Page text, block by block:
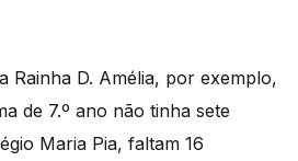
Rainha D. Amélia, por exemplo,
de 7.º ano não tinha sete
Maria Pia, faltam 16